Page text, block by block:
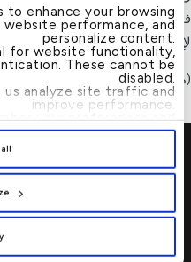
enhance your browsing
website performance, and
personalize content.
for website functionality,
These cannot be
disabled.
us analyze site traffic and
improve performance.
your preferences and
enhance user experience.
provide explicit consent to
by clicking[Customize].
في إدارة الأعمال، ودكتوراه في
لإدارة الأعمال في بوسطن، الولايات
(مجموع سنوات الخبرة: 33 سنة)
تفضل